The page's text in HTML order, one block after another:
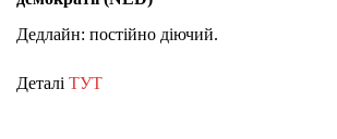
Дедлайн: постійно діючий.
Деталі ТУТ